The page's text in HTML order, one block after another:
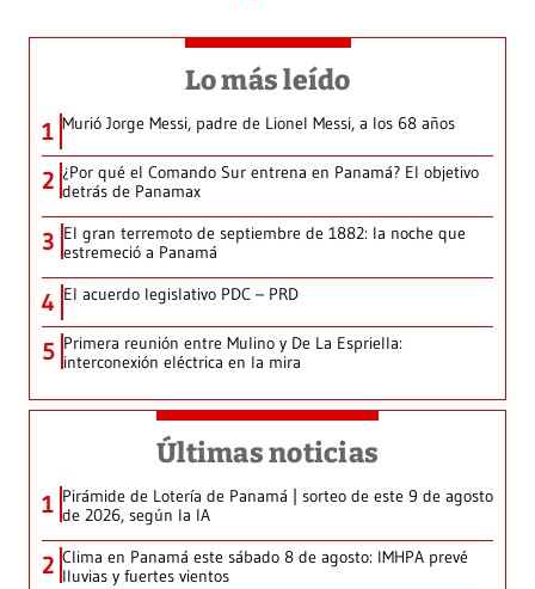
Lo más leído
1 Murió Jorge Messi, padre de Lionel Messi, a los 68 años
2 ¿Por qué el Comando Sur entrena en Panamá? El objetivo
detrás de Panamax
3 El gran terremoto de septiembre de 1882: la noche que
estremeció a Panamá
4 El acuerdo legislativo PDC – PRD
5 Primera reunión entre Mulino y De La Espriella:
interconexión eléctrica en la mira
Últimas noticias
1 Pirámide de Lotería de Panamá | sorteo de este 9 de agosto
de 2026, según la IA
2 Clima en Panamá este sábado 8 de agosto: IMHPA prevé
lluvias y fuertes vientos